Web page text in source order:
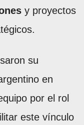
y proyectos
su
en
por el rol
este vínculo